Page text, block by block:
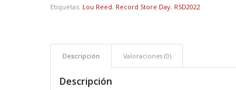
Etiquetas: Lou Reed, Record Store Day, RSD2022
Descripción Valoraciones (0)
Descripción